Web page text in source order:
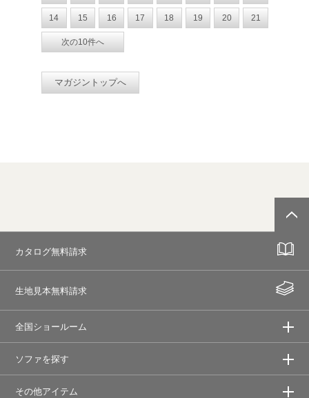
14 15 16 17 18 19 20 21
次の10件へ
マガジントップへ
カタログ無料請求
生地見本無料請求
全国ショールーム
ソファを探す
その他アイテム